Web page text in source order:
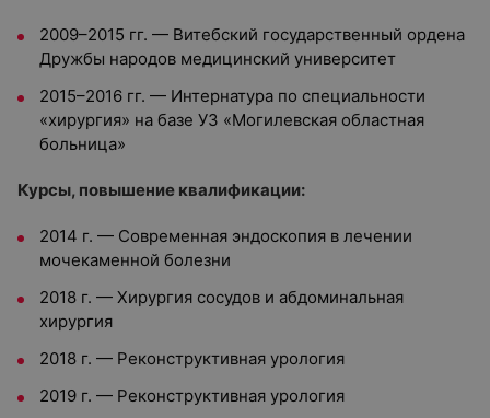
2009–2015 гг. — Витебский государственный ордена
Дружбы народов медицинский университет
2015–2016 гг. — Интернатура по специальности
«хирургия» на базе УЗ «Могилевская областная
больница»
Курсы, повышение квалификации:
2014 г. — Современная эндоскопия в лечении
мочекаменной болезни
2018 г. — Хирургия сосудов и абдоминальная
хирургия
2018 г. — Реконструктивная урология
2019 г. — Реконструктивная урология